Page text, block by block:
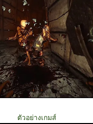
ตัวอย่างเกมส์